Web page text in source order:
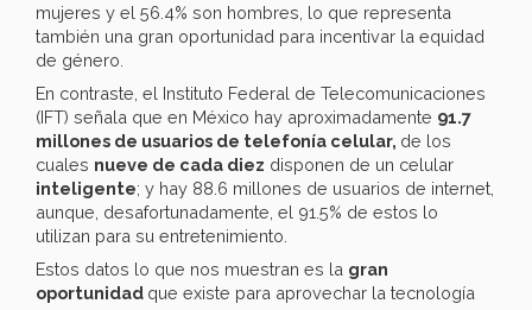
mujeres y el 56.4% son hombres, lo que representa
también una gran oportunidad para incentivar la equidad
de género.
En contraste, el Instituto Federal de Telecomunicaciones
(IFT) señala que en México hay aproximadamente 91.7
millones de usuarios de telefonía celular, de los
cuales nueve de cada diez disponen de un celular
inteligente; y hay 88.6 millones de usuarios de internet,
aunque, desafortunadamente, el 91.5% de estos lo
utilizan para su entretenimiento.
Estos datos lo que nos muestran es la gran
oportunidad que existe para aprovechar la tecnología